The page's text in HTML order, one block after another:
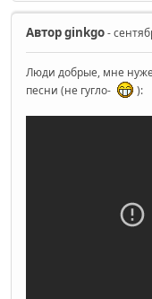
Авторginkgo-
Люди добрые, мне
песни (не гугло-
):